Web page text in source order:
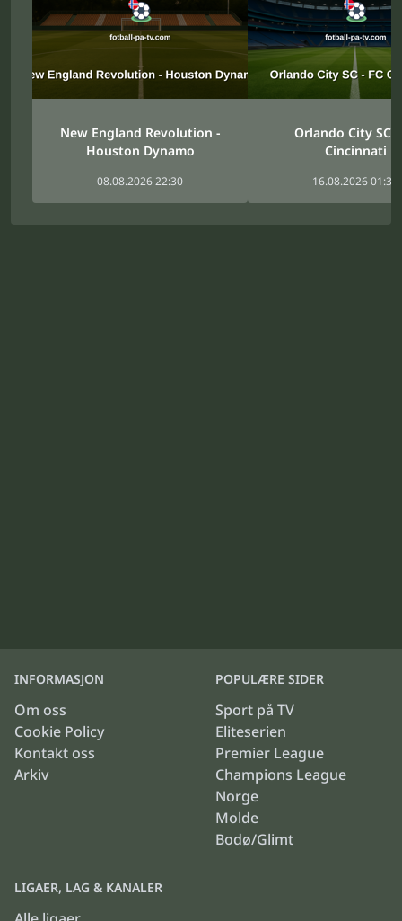
New England Revolution -
Houston Dynamo
08.08.2026 22:30
Orlando City SC -
Cincinnati
16.08.2026 01:30
INFORMASJON
Om oss
Cookie Policy
Kontakt oss
Arkiv
POPULÆRE SIDER
Sport på TV
Eliteserien
Premier League
Champions League
Norge
Molde
Bodø/Glimt
LIGAER, LAG & KANALER